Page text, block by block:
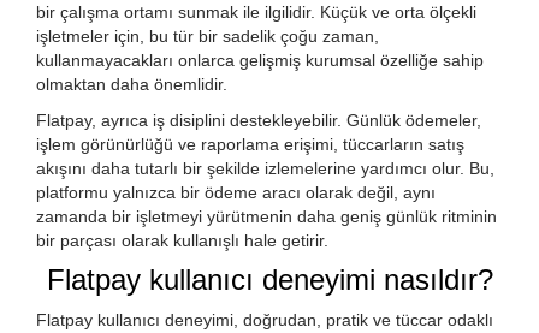
bir çalışma ortamı sunmak ile ilgilidir. Küçük ve orta ölçekli
işletmeler için, bu tür bir sadelik çoğu zaman,
kullanmayacakları onlarca gelişmiş kurumsal özelliğe sahip
olmaktan daha önemlidir.
Flatpay, ayrıca iş disiplini destekleyebilir. Günlük ödemeler,
işlem görünürlüğü ve raporlama erişimi, tüccarların satış
akışını daha tutarlı bir şekilde izlemelerine yardımcı olur. Bu,
platformu yalnızca bir ödeme aracı olarak değil, aynı
zamanda bir işletmeyi yürütmenin daha geniş günlük ritminin
bir parçası olarak kullanışlı hale getirir.
Flatpay kullanıcı deneyimi nasıldır?
Flatpay kullanıcı deneyimi, doğrudan, pratik ve tüccar odaklı